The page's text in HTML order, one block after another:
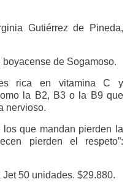
Gutiérrez de Pineda,
de Sogamoso.
rica en vitamina C y
la B2, B3 o la B9 que
nervioso.
los que mandan pierden la
pierden el respeto”:
50 unidades. $29.880.